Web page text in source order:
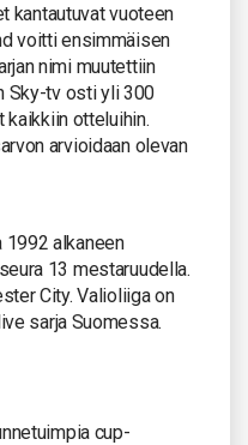
kantautuvat vuoteen
voitti ensimmäisen
nimi muutettiin
Sky-tv osti yli 300
kaikkiin otteluihin.
arvioidaan olevan
1992 alkaneen
13 mestaruudella.
City. Valioliiga on
sarja Suomessa.
cup-